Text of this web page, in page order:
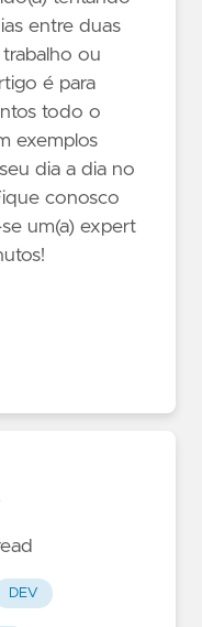
entre duas
ou
é para
todo o
exemplos
dia a dia no
conosco
um(a) expert
DEV